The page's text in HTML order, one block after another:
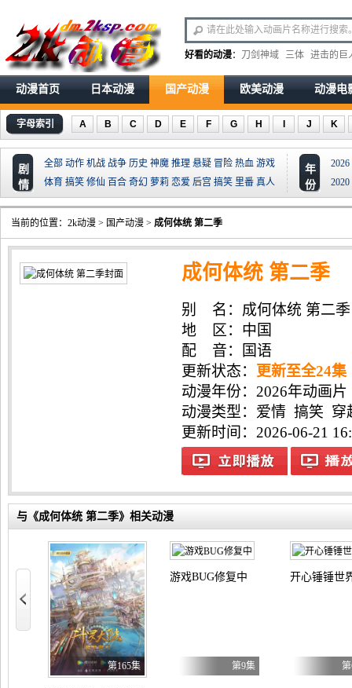
好看的动漫： 刀剑神域 三体 进击的巨
动漫首页 日本动漫 国产动漫 欧美动漫 动漫电
字母索引 A B C D E F G H J K
剧
情
全部 动作 机战 战争 历史 神魔 推理 悬疑 冒险 热血 游戏
体育 搞笑 修仙 百合 奇幻 萝莉 恋爱 后宫 搞笑 里番 真人
年
份
2026
2020
当前的位置： 2k动漫 > 国产动漫 > 成何体统 第二季
成何体统 第二季
别 名：成何体统 第二季
篇,成何体统 第二季·沛阳
地 区：中国
配 音：国语
更新状态：
更新至全24集
动漫年份： 2026年动画片
动漫类型： 爱情 搞笑 穿
更新时间：2026-06-21
与《成何体统 第二季》相关动漫
第165集
游戏BUG修复中
第9集
开心锤锤世